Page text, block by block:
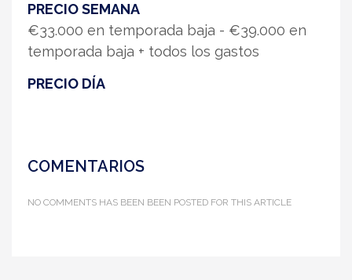
PRECIO SEMANA
€33.000 en temporada baja - €39.000 en
temporada baja + todos los gastos
PRECIO DÍA
COMENTARIOS
NO COMMENTS HAS BEEN BEEN POSTED FOR THIS ARTICLE